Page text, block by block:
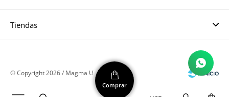
Tiendas
© Copyright 2026 / Magma UY